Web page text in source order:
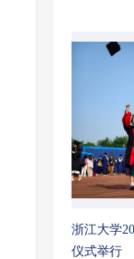
浙江大学
仪式举行